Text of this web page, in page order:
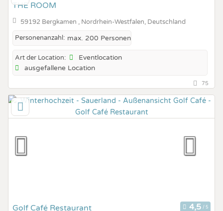
THE ROOM
59192 Bergkamen , Nordrhein-Westfalen, Deutschland
Personenanzahl: max. 200 Personen
Art der Location:
Eventlocation
ausgefallene Location
75
Golf Café Restaurant